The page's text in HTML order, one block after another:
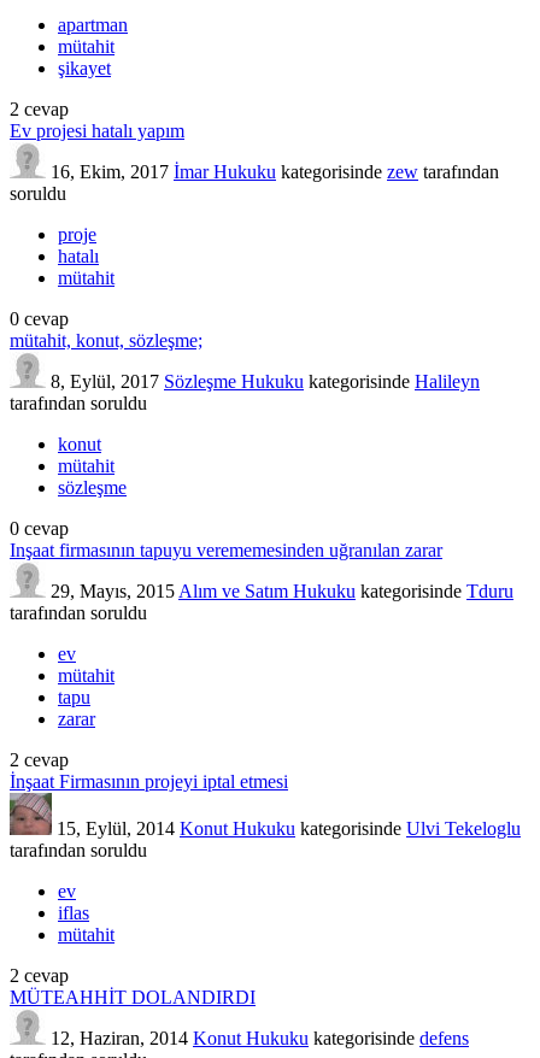
apartman
mütahit
şikayet
2 cevap
Ev projesi hatalı yapım
16, Ekim, 2017 İmar Hukuku kategorisinde zew tarafından
soruldu
proje
hatalı
mütahit
0 cevap
mütahit, konut, sözleşme;
8, Eylül, 2017 Sözleşme Hukuku kategorisinde Halileyn
tarafından soruldu
konut
mütahit
sözleşme
0 cevap
Inşaat firmasının tapuyu verememesinden uğranılan zarar
29, Mayıs, 2015 Alım ve Satım Hukuku kategorisinde Tduru
tarafından soruldu
ev
mütahit
tapu
zarar
2 cevap
İnşaat Firmasının projeyi iptal etmesi
15, Eylül, 2014 Konut Hukuku kategorisinde Ulvi Tekeloglu
tarafından soruldu
ev
iflas
mütahit
2 cevap
MÜTEAHHİT DOLANDIRDI
12, Haziran, 2014 Konut Hukuku kategorisinde defens